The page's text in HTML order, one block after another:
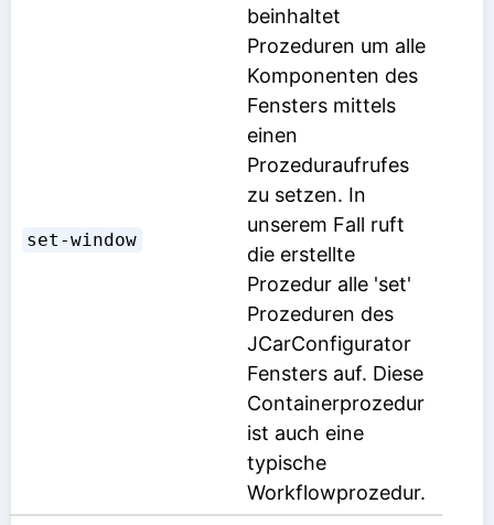
set-window
beinhaltet
Prozeduren um alle
Komponenten des
Fensters mittels
einen
Prozeduraufrufes
zu setzen. In
unserem Fall ruft
die erstellte
Prozedur alle 'set'
Prozeduren des
JCarConfigurator
Fensters auf. Diese
Containerprozedur
ist auch eine
typische
Workflowprozedur.